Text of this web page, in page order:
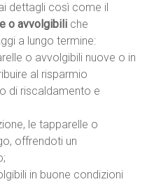
dettagli così come il
o avvolgibili che
a lungo termine:
o avvolgibili nuove o in
al risparmio
di riscaldamento e
le tapparelle o
offrendoti un
in buone condizioni